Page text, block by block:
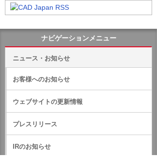
ナビゲーションメニュー
ニュース・お知らせ
お客様へのお知らせ
ウェブサイトの更新情報
プレスリリース
IRのお知らせ